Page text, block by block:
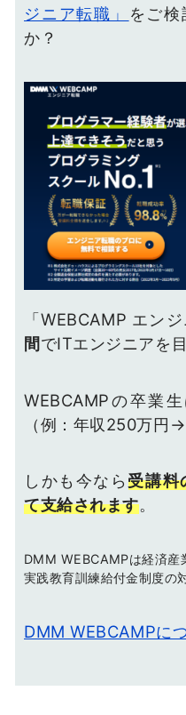
ジニア転職」
をご
か？
「WEBCAMP エン
間でITエンジニアを
WEBCAMPの卒業
（例：年収250万円
しかも今なら 受講料
て支給されます。
DMM WEBCAMPは経済産
実践教育訓練給付金制度の
DMM WEBCAMPに